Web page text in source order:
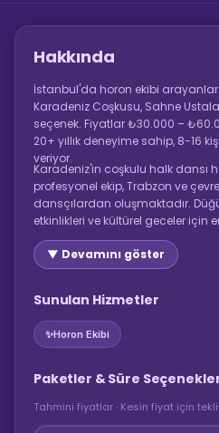
Hakkında
İstanbul'da horon ekibi arayanlar
Karadeniz Coşkusu, Sahne
seçenek. Fiyatlar ₺30.000 –
20+ yıllık deneyime sahip, 8-16
veriyor.
Karadeniz'in coşkulu halk dansı
profesyonel ekip, Trabzon ve
dansçılardan oluşmaktadır.
etkinlikleri ve kültürel geceler için
8-16 kişilik ekip, canlı kemençe
▼ Devamını göster
Sunulan Hizmetler
✨Horon Ekibi
Paketler & Süre
Tahmini fiyatlar · Kesin fiyat için